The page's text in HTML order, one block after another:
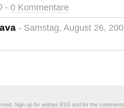
- 0 Kommentare
- Samstag, August 26,
Sign up for entries RSS and for the